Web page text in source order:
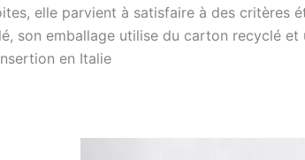
elle parvient à satisfaire à des critères
son emballage utilise du carton recyclé
en Italie